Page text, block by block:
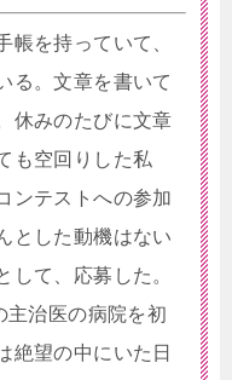
帳を持っていて、
る。文章を書いて
休みのたびに文章
も空回りした私
ンテストへの参加
とした動機はない
して、応募した。
主治医の病院を初
絶望の中にいた日